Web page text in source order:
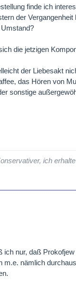
finde ich
der
die jetzigen
der Liebesakt
das Hören von
sonstige
ich
ich nur, daß
m.e. nämlich